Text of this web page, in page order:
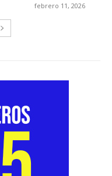
febrero 11, 2026